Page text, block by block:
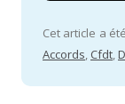
Cet article a
Accords, Cfdt,